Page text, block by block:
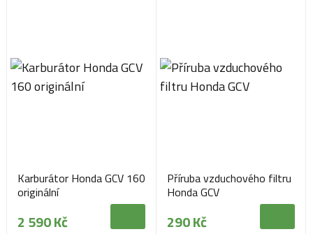
Karburátor Honda GCV 160
originální
2 590 Kč
Příruba vzduchového filtru
Honda GCV
290 Kč